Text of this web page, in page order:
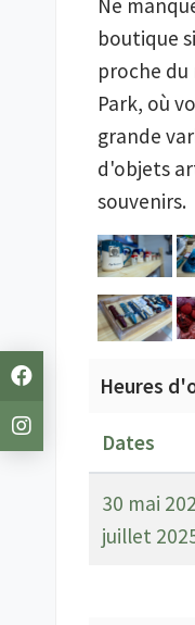
Ne
boutique
proche
Park, où
grande
d'objets
souvenirs.
Heures
Dates
30 mai
juillet